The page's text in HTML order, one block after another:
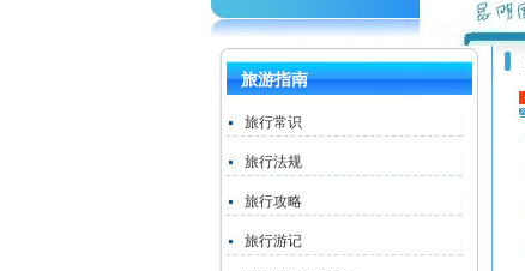
旅游指南
旅行常识
旅行法规
旅行攻略
旅行游记